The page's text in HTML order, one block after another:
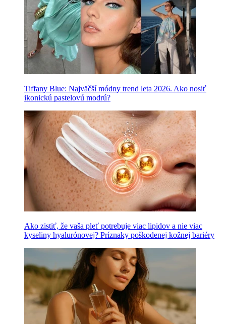
Tiffany Blue: Najväčší módny trend leta 2026. Ako nosiť
ikonickú pastelovú modrú?
Ako zistiť, že vaša pleť potrebuje viac lipidov a nie viac
kyseliny hyalurónovej? Príznaky poškodenej kožnej bariéry